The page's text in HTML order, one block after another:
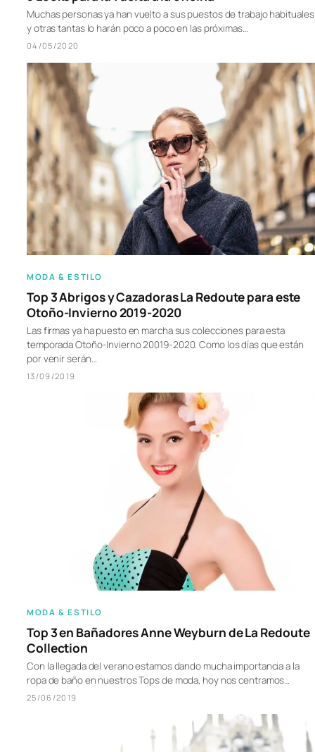
Muchas personas ya han vuelto a sus puestos de trabajo habituales
y otras tantas lo harán poco a poco en las próximas…
04/05/2020
MODA & ESTILO
Top 3 Abrigos y Cazadoras La Redoute para este
Otoño-Invierno 2019-2020
Las firmas ya ha puesto en marcha sus colecciones para esta
temporada Otoño-Invierno 20019-2020. Como los días que están
por venir serán…
13/09/2019
MODA & ESTILO
Top 3 en Bañadores Anne Weyburn de La Redoute
Collection
Con la llegada del verano estamos dando mucha importancia a la
ropa de baño en nuestros Tops de moda, hoy nos centramos…
25/06/2019